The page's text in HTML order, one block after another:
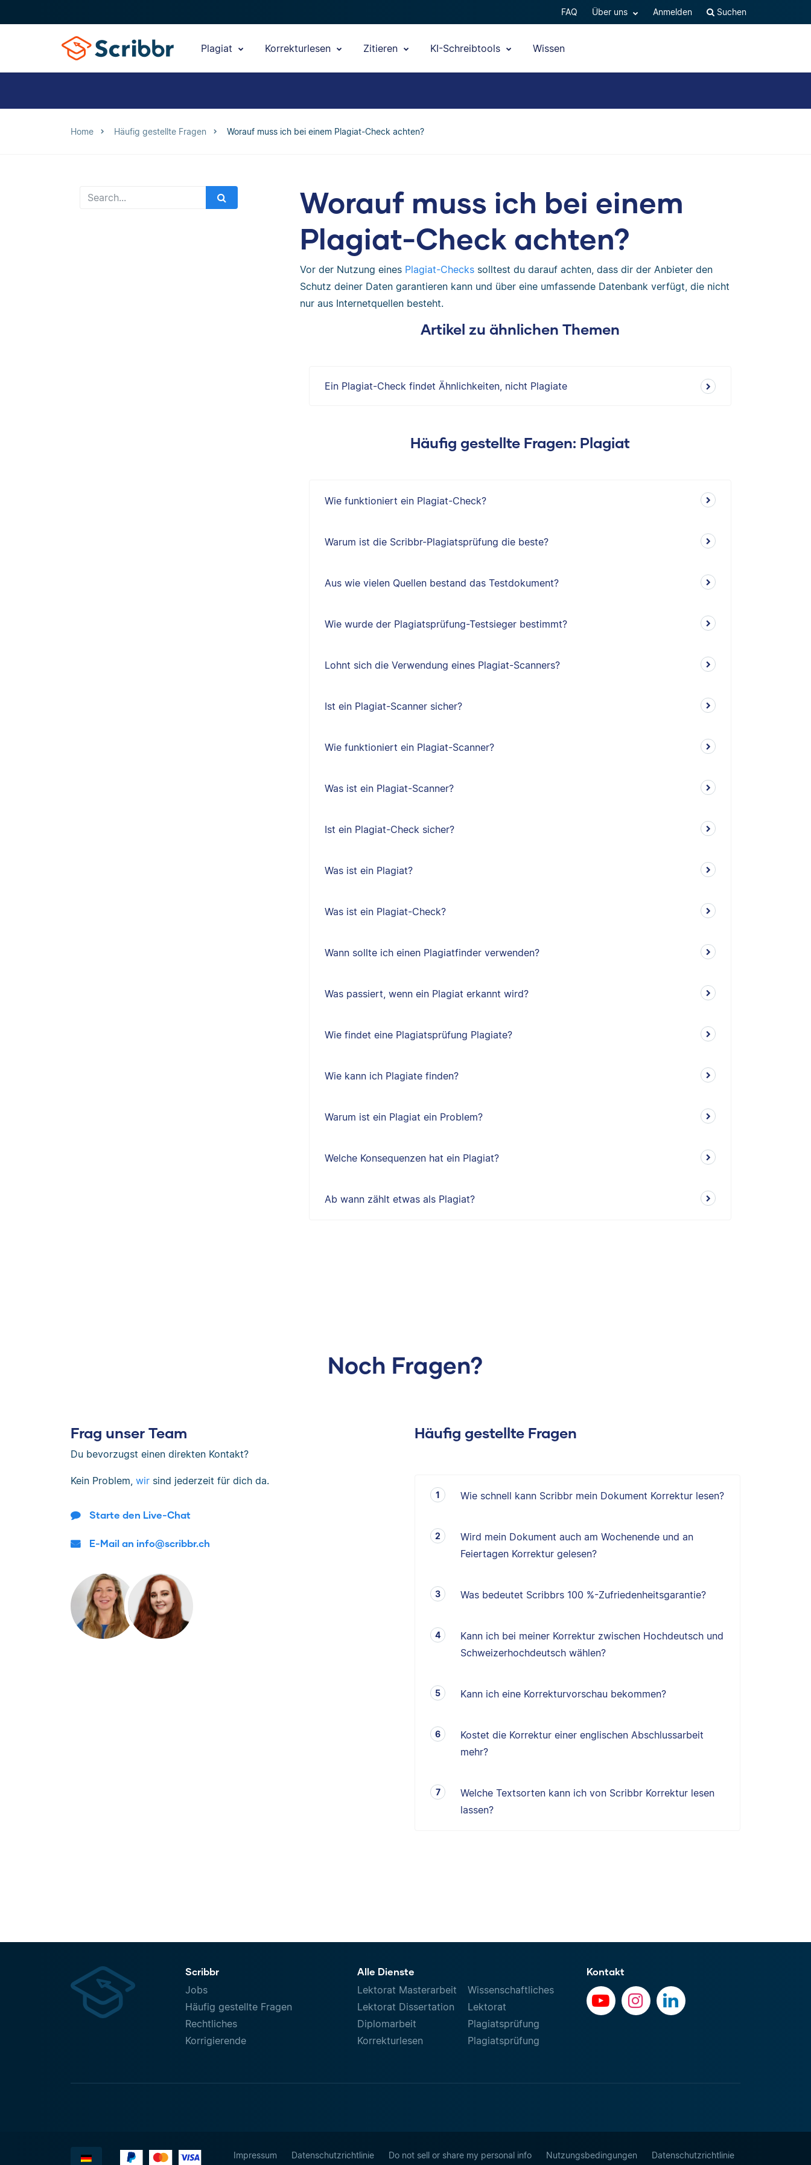
FAQ Über uns Anmelden Suchen
Plagiat Korrekturlesen Zitieren KI-Schreibtools Wissen
Home Häufig gestellte Fragen Worauf muss ich bei einem Plagiat-Check achten?
Worauf muss ich bei einem
Plagiat-Check achten?
Vor der Nutzung eines Plagiat-Checkssolltest du darauf achten, dass dir der Anbieter den
Schutz deiner Daten garantieren kann und über eine umfassende Datenbank verfügt, die nicht
nur aus Internetquellen besteht.
Artikel zu ähnlichen Themen
Ein Plagiat-Check findet Ähnlichkeiten, nicht Plagiate
Häufig gestellte Fragen: Plagiat
Wie funktioniert ein Plagiat-Check?
Warum ist die Scribbr-Plagiatsprüfung die beste?
Aus wie vielen Quellen bestand das Testdokument?
Wie wurde der Plagiatsprüfung-Testsieger bestimmt?
Lohnt sich die Verwendung eines Plagiat-Scanners?
Ist ein Plagiat-Scanner sicher?
Wie funktioniert ein Plagiat-Scanner?
Was ist ein Plagiat-Scanner?
Ist ein Plagiat-Check sicher?
Was ist ein Plagiat?
Was ist ein Plagiat-Check?
Wann sollte ich einen Plagiatfinder verwenden?
Was passiert, wenn ein Plagiat erkannt wird?
Wie findet eine Plagiatsprüfung Plagiate?
Wie kann ich Plagiate finden?
Warum ist ein Plagiat ein Problem?
Welche Konsequenzen hat ein Plagiat?
Ab wann zählt etwas als Plagiat?
Noch Fragen?
Frag unser Team
Du bevorzugst einen direkten Kontakt?
Kein Problem, wir sind jederzeit für dich da.
Starte den Live-Chat
E-Mail an info@scribbr.ch
Häufig gestellte Fragen
Wie schnell kann Scribbr mein Dokument Korrektur lesen?
Wird mein Dokument auch am Wochenende und an
Feiertagen Korrektur gelesen?
Was bedeutet Scribbrs 100 %-Zufriedenheitsgarantie?
Kann ich bei meiner Korrektur zwischen Hochdeutsch und
Schweizerhochdeutsch wählen?
Kann ich eine Korrekturvorschau bekommen?
Kostet die Korrektur einer englischen Abschlussarbeit
mehr?
Welche Textsorten kann ich von Scribbr Korrektur lesen
lassen?
Scribbr
Jobs
Häufig gestellte Fragen
Rechtliches
Korrigierende
Alle Dienste
Lektorat Masterarbeit
Lektorat Dissertation
Diplomarbeit
Korrekturlesen
Wissenschaftliches
Lektorat
Plagiatsprüfung
Plagiatsprüfung
Kontakt
Impressum Datenschutzrichtlinie Do not sell or share my personal info Nutzungsbedingungen Datenschutzrichtlinie